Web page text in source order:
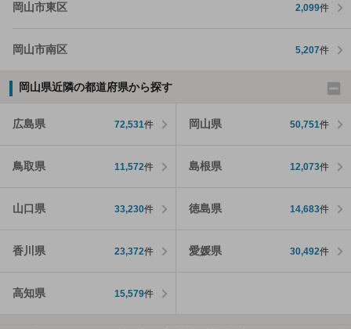
岡山市東区 2,099件
岡山市南区 5,207件
岡山県近隣の都道府県から探す
広島県 72,531件 岡山県 50,751件
鳥取県 11,572件 島根県 12,073件
山口県 33,230件 徳島県 14,683件
香川県 23,372件 愛媛県 30,492件
高知県 15,579件